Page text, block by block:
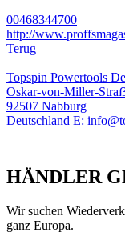
00468344700
http://
Terug
Topspin Powertools
Oskar-von-Miller-
92507 Nabburg
Deutschland E:
HÄNDLER
Wir suchen
ganz Europa.